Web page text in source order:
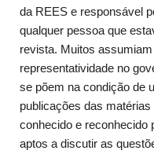
da REES e responsável
qualquer pessoa que
revista. Muitos
representatividade no
se põem na condição de
publicações das
conhecido e reconhecido
aptos a discutir as